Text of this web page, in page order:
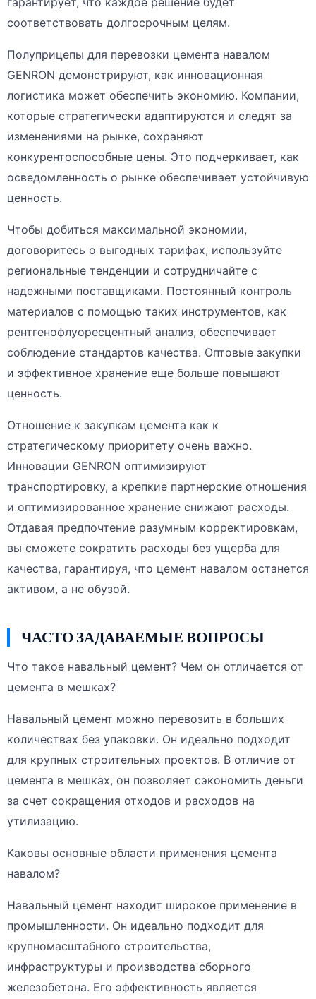
соответствовать долгосрочным целям.
Полуприцепы для перевозки цемента навалом
GENRON демонстрируют, как инновационная
логистика может обеспечить экономию. Компании,
которые стратегически адаптируются и следят за
изменениями на рынке, сохраняют
конкурентоспособные цены. Это подчеркивает, как
осведомленность о рынке обеспечивает устойчивую
ценность.
Чтобы добиться максимальной экономии,
договоритесь о выгодных тарифах, используйте
региональные тенденции и сотрудничайте с
надежными поставщиками. Постоянный контроль
материалов с помощью таких инструментов, как
рентгенофлуоресцентный анализ, обеспечивает
соблюдение стандартов качества. Оптовые закупки
и эффективное хранение еще больше повышают
ценность.
Отношение к закупкам цемента как к
стратегическому приоритету очень важно.
Инновации GENRON оптимизируют
транспортировку, а крепкие партнерские отношения
и оптимизированное хранение снижают расходы.
Отдавая предпочтение разумным корректировкам,
вы сможете сократить расходы без ущерба для
качества, гарантируя, что цемент навалом останется
активом, а не обузой.
ЧАСТО ЗАДАВАЕМЫЕ ВОПРОСЫ
Что такое навальный цемент? Чем он отличается от
цемента в мешках?
Навальный цемент можно перевозить в больших
количествах без упаковки. Он идеально подходит
для крупных строительных проектов. В отличие от
цемента в мешках, он позволяет сэкономить деньги
за счет сокращения отходов и расходов на
утилизацию.
Каковы основные области применения цемента
навалом?
Навальный цемент находит широкое применение в
промышленности. Он идеально подходит для
крупномасштабного строительства,
инфраструктуры и производства сборного
железобетона. Его эффективность является